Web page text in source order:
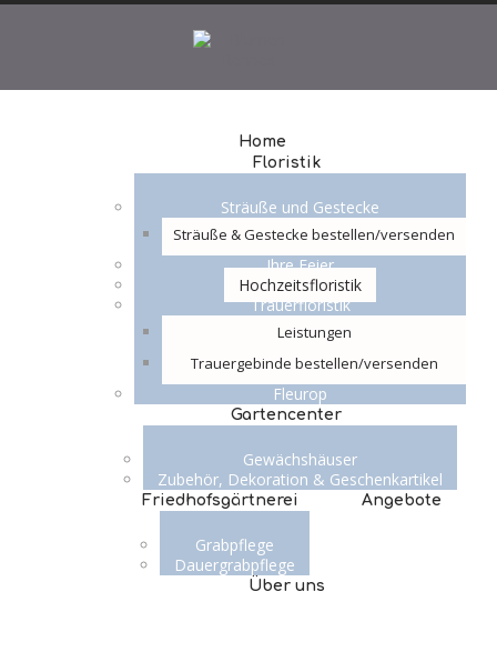
Home
Floristik
Sträuße und Gestecke
Sträuße & Gestecke bestellen/versenden
Ihre Feier
Hochzeitsfloristik
Trauerfloristik
Leistungen
Trauergebinde bestellen/versenden
Fleurop
Gartencenter
Gewächshäuser
Zubehör, Dekoration & Geschenkartikel
Friedhofsgärtnerei
Grabpflege
Dauergrabpflege
Angebote
Über uns